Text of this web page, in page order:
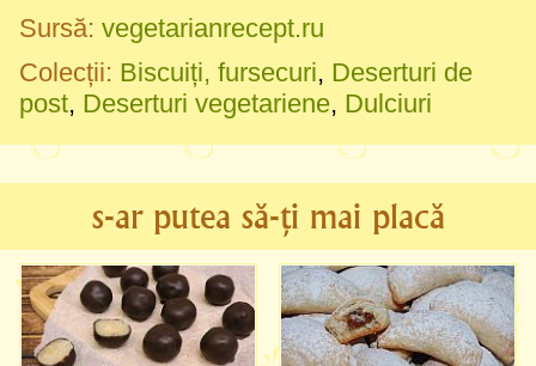
Sursă: vegetarianrecept.ru
Colecții: Biscuiți, fursecuri, Deserturi de
post, Deserturi vegetariene, Dulciuri
s-ar putea să-ți mai placă